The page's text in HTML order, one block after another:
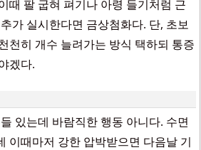
때 팔 굽혀 펴기나 아령 들기처럼 근
가 실시한다면 금상첨화다. 단, 초보
천히 개수 늘려가는 방식 택하되 통증
겠다.
있는데 바람직한 행동 아니다. 수면
이때마저 강한 압박받으면 다음날 기